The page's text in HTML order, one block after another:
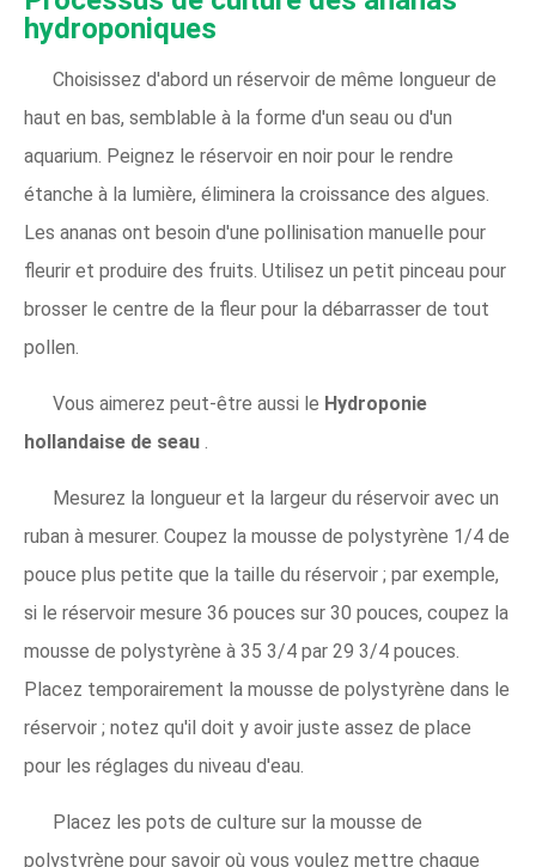
hydroponiques
Choisissez d'abord un réservoir de même longueur de
haut en bas, semblable à la forme d'un seau ou d'un
aquarium. Peignez le réservoir en noir pour le rendre
étanche à la lumière, éliminera la croissance des algues.
Les ananas ont besoin d'une pollinisation manuelle pour
fleurir et produire des fruits. Utilisez un petit pinceau pour
brosser le centre de la fleur pour la débarrasser de tout
pollen.
Vous aimerez peut-être aussi le Hydroponie
hollandaise de seau .
Mesurez la longueur et la largeur du réservoir avec un
ruban à mesurer. Coupez la mousse de polystyrène 1/4 de
pouce plus petite que la taille du réservoir ; par exemple,
si le réservoir mesure 36 pouces sur 30 pouces, coupez la
mousse de polystyrène à 35 3/4 par 29 3/4 pouces.
Placez temporairement la mousse de polystyrène dans le
réservoir ; notez qu'il doit y avoir juste assez de place
pour les réglages du niveau d'eau.
Placez les pots de culture sur la mousse de
polystyrène pour savoir où vous voulez mettre chaque